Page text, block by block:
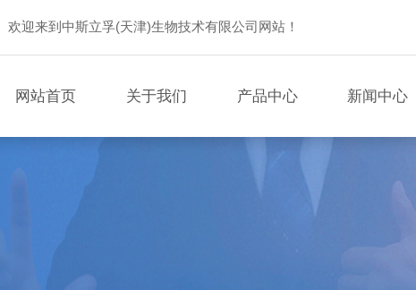
欢迎来到中斯立孚(天津)生物技术有限公司网站！
网站首页 关于我们 产品中心 新闻中心